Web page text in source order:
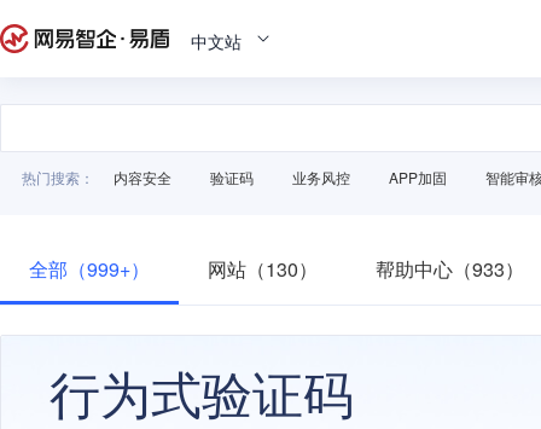
中文站
热门搜索： 内容安全 验证码 业务风控 APP加固 智能审
全部（999+） 网站（130） 帮助中心（933）
行为式验证码